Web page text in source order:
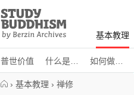
Study
Buddhism
Home
基本教理
普世价值 什么是… 如何做…
› 基本教理 › 禅修